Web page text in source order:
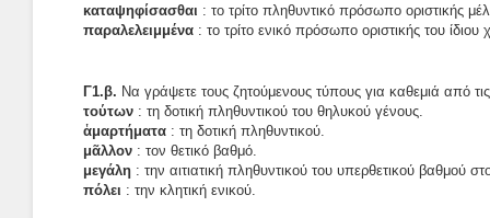
καταψηφίσασθαι : το τρίτο πληθυντικό πρόσωπο οριστικής
παραλελειμμένα : το τρίτο ενικό πρόσωπο οριστικής του
Γ1.β. Να γράψετε τους ζητούμενους τύπους για καθεμιά από
τούτων : τη δοτική πληθυντικού του θηλυκού γένους.
ἁμαρτήματα : τη δοτική πληθυντικού.
μᾶλλον : τον θετικό βαθμό.
μεγάλη : την αιτιατική πληθυντικού του υπερθετικού βαθμού
πόλει : την κλητική ενικού.